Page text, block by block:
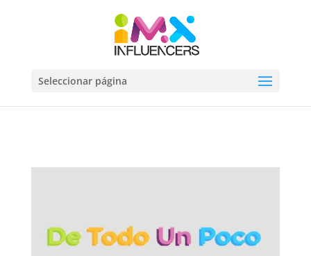
Seleccionar página